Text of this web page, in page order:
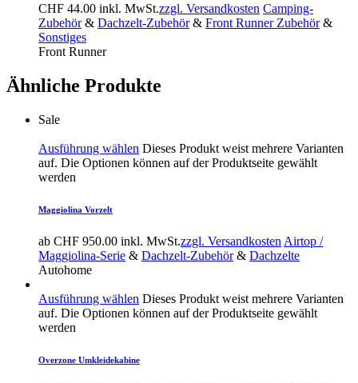
CHF 44.00 inkl. MwSt.zzgl. Versandkosten Camping-
Zubehör& Dachzelt-Zubehör& Front Runner Zubehör&
Sonstiges
Front Runner
Ähnliche Produkte
Sale
Ausführung wählen Dieses Produkt weist mehrere Varianten
auf. Die Optionen können auf der Produktseite gewählt
werden
Maggiolina Vorzelt
ab CHF 950.00 inkl. MwSt.zzgl. Versandkosten Airtop /
Maggiolina-Serie & Dachzelt-Zubehör& Dachzelte
Autohome
Ausführung wählen Dieses Produkt weist mehrere Varianten
auf. Die Optionen können auf der Produktseite gewählt
werden
Overzone Umkleidekabine